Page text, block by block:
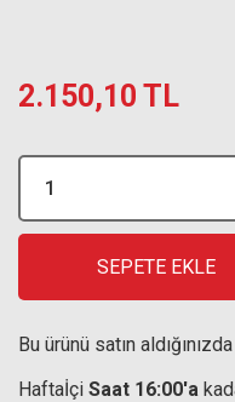
2.150,10 TL
SEPETE EKLE
Bu ürünü satın aldığınızda
Haftaİçi Saat 16:00'a